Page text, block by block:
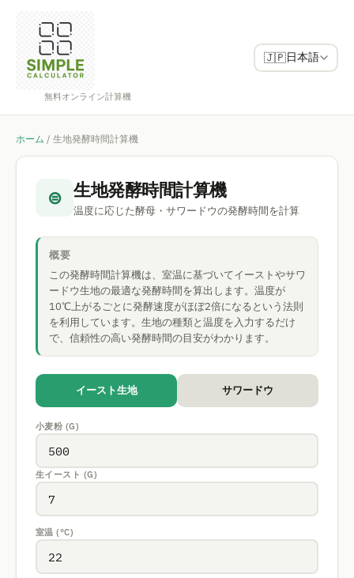
無料オンライン計算機
🇯🇵日本語
ホーム / 生地発酵時間計算機
⊜ 生地発酵時間計算機
温度に応じた酵母・サワードウの発酵時間を計算
概要
この発酵時間計算機は、室温に基づいてイーストやサワ
ードウ生地の最適な発酵時間を算出します。温度が
10℃上がるごとに発酵速度がほぼ2倍になるという法則
を利用しています。生地の種類と温度を入力するだけ
で、信頼性の高い発酵時間の目安がわかります。
イースト生地 サワードウ
小麦粉 (G)
生イースト (G)
室温 (°C)